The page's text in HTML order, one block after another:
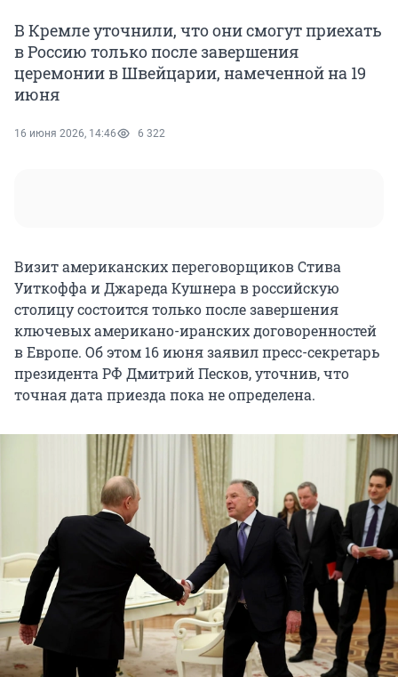
В Кремле уточнили, что они смогут приехать
в Россию только после завершения
церемонии в Швейцарии, намеченной на 19
июня
16 июня 2026, 14:46 6 322
Визит американских переговорщиков Стива
Уиткоффа и Джареда Кушнера в российскую
столицу состоится только после завершения
ключевых американо-иранских договоренностей
в Европе. Об этом 16 июня заявил пресс-секретарь
президента РФ Дмитрий Песков, уточнив, что
точная дата приезда пока не определена.